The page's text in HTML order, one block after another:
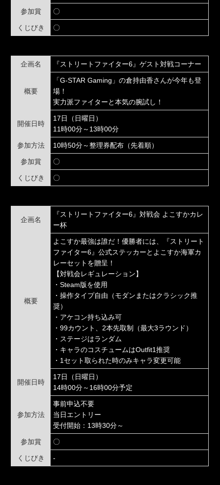
参加賞 〇
くじびき 〇
企画名 『ストリートファイター6』ゲスト対戦コーナー
概要
「G-STAR Gaming」の倉持由香さんが今年も登
場！
実力派ファイターと本気の腕試し！
開催日時
17日（日曜日）
11時00分～13時00分
参加方法 10時50分～整理券配布（先着順）
参加賞 〇
くじびき 〇
企画名
『ストリートファイター6』対戦会 よこすかカレ
ー杯
概要
よこすか最強は誰だ！優勝者には、『ストリート
ファイター6』公式ステッカーとよこすか海軍カ
レーセットを贈呈！
【対戦会レギュレーション】
・Steam版を使用
・操作タイプ自由（モダンまたはクラシック推
奨）
・アケコン持ち込み可
・99カウント、2本先取制（最大3ラウンド）
・ステージはランダム
・キャラのコスチュームはOutfit1推奨
・1セット取られた時のみキャラ変更可能
開催日時
17日（日曜日）
14時00分～16時00分予定
参加方法
事前申込不要
当日エントリー
受付開始：13時30分～
参加賞 〇
くじびき -